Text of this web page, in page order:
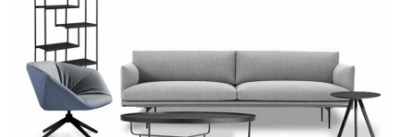
פרוייקטים
אודות